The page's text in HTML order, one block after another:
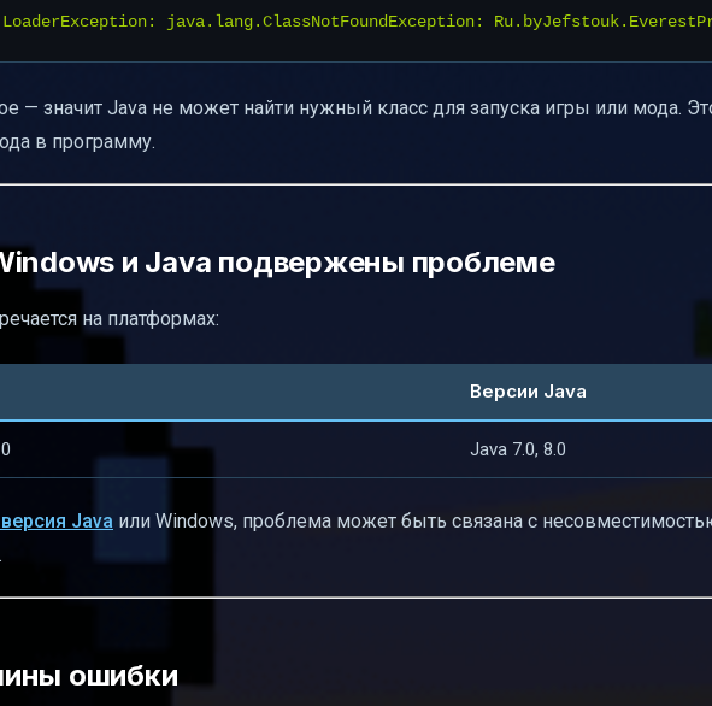
— значит Java не может найти нужный класс для запуска игры или мода.
в программу.
и Java подвержены проблеме
на платформах:
Версии Java
Java 7.0, 8.0
Java или Windows, проблема может быть связана с
ошибки